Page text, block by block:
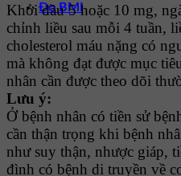
Đo BMI
Khởi đầu 5 hoặc 10 mg,
chỉnh liều sau mỗi 4 tuần,
cholesterol máu nặng có
mà không đạt được mục
nhân cần được theo dõi
Lưu ý:
Ở bệnh nhân có tiền sử
cần thận trọng khi bệnh
như suy thận, nhược giáp,
đình có bệnh di truyền về